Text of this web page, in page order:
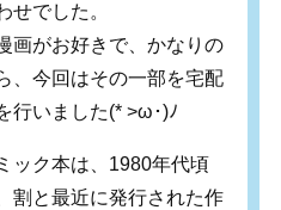
せでした。
画がお好きで、かなりの
、今回はその一部を宅配
行いました(* >ω ･)ﾉ
ック本は、1980年代頃
割と最近に発行された作